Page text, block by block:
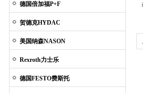
德国倍加福P+F
贺德克HYDAC
美国纳森NASON
Rexroth力士乐
德国FESTO费斯托